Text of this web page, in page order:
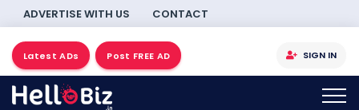
ADVERTISE WITH US CONTACT
Latest ADs Post FREE AD SIGN IN